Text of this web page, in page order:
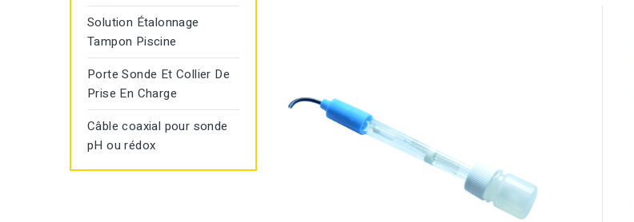
Solution Étalonnage
Tampon Piscine
Porte Sonde Et Collier De
Prise En Charge
Câble coaxial pour sonde
pH ou rédox